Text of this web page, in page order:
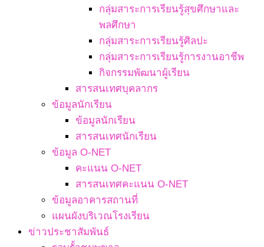
กลุ่มสาระการเรียนรู้สุขศึกษาและ
พลศึกษา
กลุ่มสาระการเรียนรู้ศิลปะ
กลุ่มสาระการเรียนรู้การงานอาชีพ
กิจกรรมพัฒนาผู้เรียน
สารสนเทศบุคลากร
ข้อมูลนักเรียน
ข้อมูลนักเรียน
สารสนเทศนักเรียน
ข้อมูล O-NET
คะแนน O-NET
สารสนเทศคะแนน O-NET
ข้อมูลอาคารสถานที่
แผนผังบริเวณโรงเรียน
ข่าวประชาสัมพันธ์